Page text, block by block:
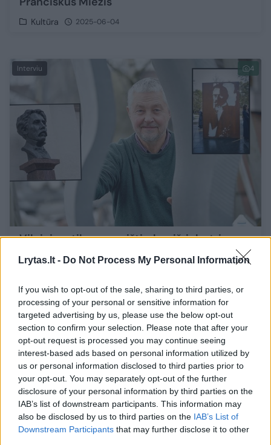
Lrytas.lt - Do Not Process My Personal Information
If you wish to opt-out of the sale, sharing to third parties, or
processing of your personal or sensitive information for
targeted advertising by us, please use the below opt-out
section to confirm your selection. Please note that after your
opt-out request is processed you may continue seeing
interest-based ads based on personal information utilized by
us or personal information disclosed to third parties prior to
your opt-out. You may separately opt-out of the further
disclosure of your personal information by third parties on the
IAB’s list of downstream participants. This information may
also be disclosed by us to third parties on the IAB’s List of
Downstream Participants that may further disclose it to other
Kultūra 2025-06-04
Interviu 4
Vilniuje – tikra sumaištis: kas išrinks tris
naujus paminklus, jei „ekspertų komisijoje –
tik pusgalviai“?
Pagerbs M. K. Čiurlionį, A.
Smetoną, J. Žemaitį
Būstas 2025-05-23